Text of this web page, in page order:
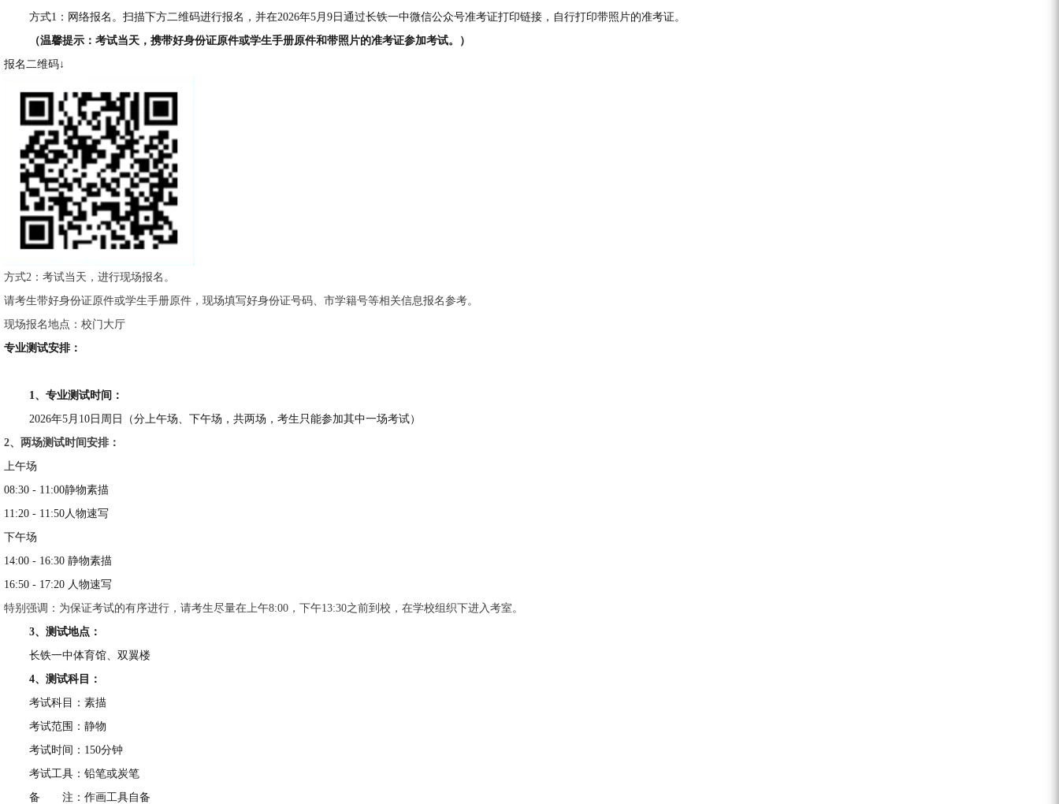
方式1：网络报名。扫描下方二维码进行报名，并在2026年5月9日通过长铁一中微信公众号准考证打印链接，自行打印带照片的准考证。
（温馨提示：考试当天，携带好身份证原件或学生手册原件和带照片的准考证参加考试。）
报名二维码↓
方式2：考试当天，进行现场报名。
请考生带好身份证原件或学生手册原件，现场填写好身份证号码、市学籍号等相关信息报名参考。
现场报名地点：校门大厅
专业测试安排：
1、专业测试时间：
2026年5月10日周日（分上午场、下午场，共两场，考生只能参加其中一场考试）
2、两场测试时间安排：
上午场
08:30 - 11:00静物素描
11:20 - 11:50人物速写
下午场
14:00 - 16:30 静物素描
16:50 - 17:20 人物速写
特别强调：为保证考试的有序进行，请考生尽量在上午8:00，下午13:30之前到校，在学校组织下进入考室。
3、测试地点：
长铁一中体育馆、双翼楼
4、测试科目：
考试科目：素描
考试范围：静物
考试时间：150分钟
考试工具：铅笔或炭笔
备
注：作画工具自备